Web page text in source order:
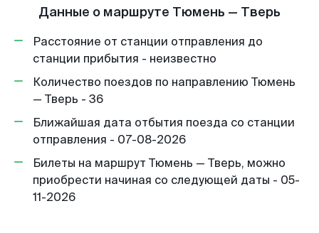
Данные о маршруте Тюмень — Тверь
Расстояние от станции отправления до
станции прибытия - неизвестно
Количество поездов по направлению Тюмень
— Тверь - 36
Ближайшая дата отбытия поезда со станции
отправления - 07-08-2026
Билеты на маршрут Тюмень — Тверь, можно
приобрести начиная со следующей даты - 05-
11-2026